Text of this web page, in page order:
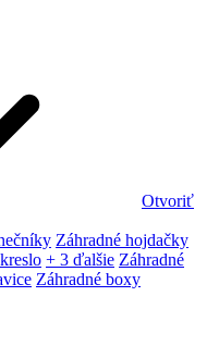
Otvoriť
Záhradné hojdačky
+ 3 ďalšie Záhradné
Záhradné boxy